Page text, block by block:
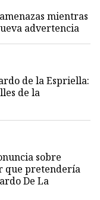
mientras
advertencia
de la Espriella:
de la
sobre
que pretendería
De La